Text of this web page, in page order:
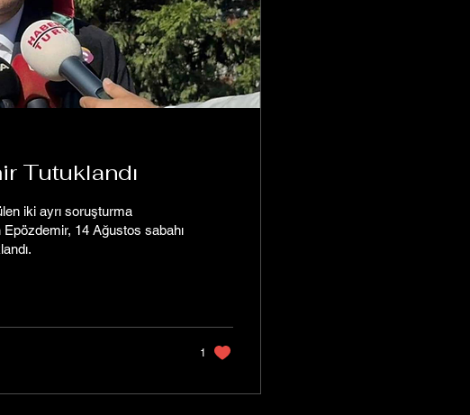
Tutuklandı
iki ayrı soruşturma
Epözdemir, 14 Ağustos sabahı
1